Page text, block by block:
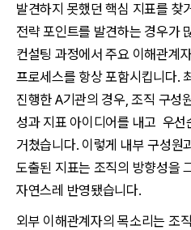
발견하지 못했던 핵심 지표를 찾
전략 포인트를 발견하는 경우가
컨설팅 과정에서 주요 이해관계
프로세스를 항상 포함시킵니다.
진행한 A기관의 경우, 조직 구성
성과 지표 아이디어를 내고 우선
거쳤습니다. 이렇게 내부 구성원
도출된 지표는 조직의 방향성을
자연스레 반영됐습니다.
외부 이해관계자의 목소리는 조